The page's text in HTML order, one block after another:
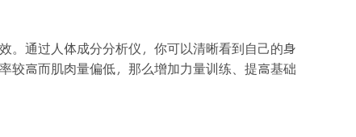
。通过人体成分分析仪，你可以清晰看到自己的身
较高而肌肉量偏低，那么增加力量训练、提高基础